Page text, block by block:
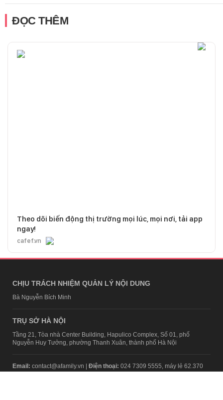
ĐỌC THÊM
Theo dõi biến động thị trường mọi lúc, mọi nơi, tải app
ngay!
cafef.vn
CHỊU TRÁCH NHIỆM QUẢN LÝ NỘI DUNG
Bà Nguyễn Bích Minh
TRỤ SỞ HÀ NỘI
Tầng 21, Tòa nhà Center Building, Hapulico Complex, Số 01, phố
Nguyễn Huy Tưởng, phường Thanh Xuân, thành phố Hà Nội
Email: contact@afamily.vn | Điện thoại: 024 7309 5555, máy lẻ 62.370